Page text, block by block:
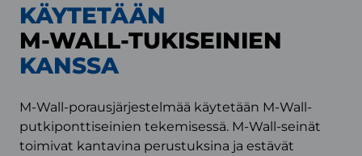
KÄYTETÄÄN
M-WALL-TUKISEINIEN
KANSSA
M-Wall-porausjärjestelmää käytetään M-Wall-
putkiponttiseinien tekemisessä. M-Wall-seinät
toimivat kantavina perustuksina ja estävät